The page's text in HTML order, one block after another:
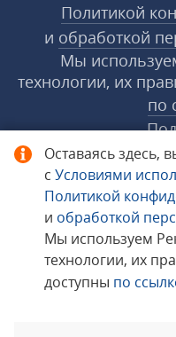
Оставаясь здесь,
с Условиями
Политикой
и обработкой
Мы используем
технологии, их
доступны по
Политикой
и обработкой
Мы
технологии, их
по
© 1998−2026